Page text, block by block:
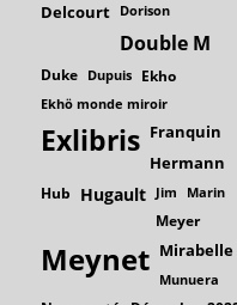
Delcourt Dorison
Double M
Duke Dupuis Ekho
Ekhö monde miroir
Exlibris Franquin
Hermann
Hub Hugault Jim Marin
Meyer
Meynet Mirabelle
Munuera